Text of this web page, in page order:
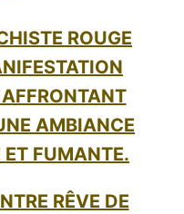
RÊVE DE